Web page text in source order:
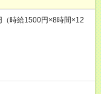
時給1500円×8時間×12